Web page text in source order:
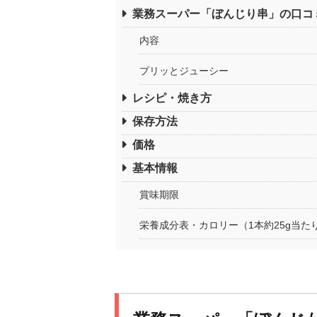
業務スーパー「ぼんじり串」の口コ
内容
プリッとジューシー
レシピ・焼き方
保存方法
価格
基本情報
賞味期限
栄養成分表・カロリー（1本約25g当た